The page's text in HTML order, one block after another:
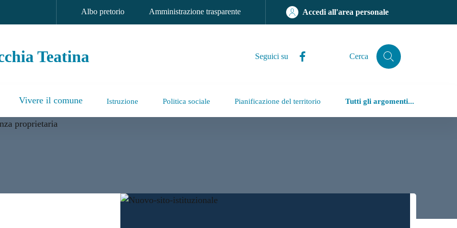
Albo pretorio Amministrazione trasparente Accedi all'area personale
Teatina Seguici su Cerca
Cerca
Vivere il comune Istruzione Politica sociale Pianificazione del territorio Tutti gli argomenti...
Teatina
nuovo sito istituzionale: più accessibile,